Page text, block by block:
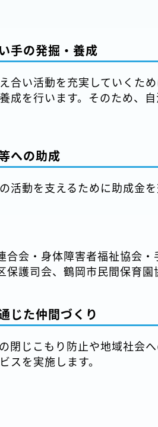
手の発掘・養成
合い活動を充実していくた
成を行います。そのため、
への助成
活動を支えるために助成金を
合会・身体障害者福祉協会
保護司会、鶴岡市民間保育園
じた仲間づくり
閉じこもり防止や地域社会
スを実施します。